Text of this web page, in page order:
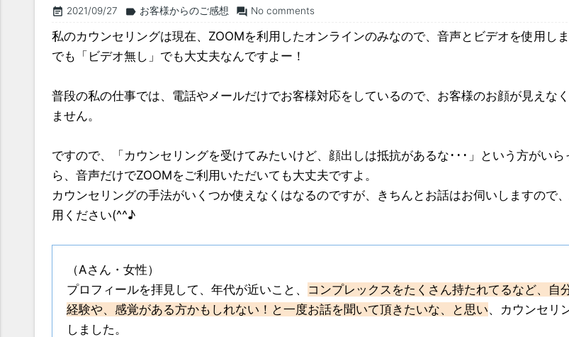
event_note 2021/09/27 label お客様からのご感想 forum No comments
私のカウンセリングは現在、ZOOMを利用したオンラインのみなので、音声とビデオを使用しま
でも「ビデオ無し」でも大丈夫なんですよー！
普段の私の仕事では、電話やメールだけでお客様対応をしているので、お客様のお顔が見えな
ません。
ですので、「カウンセリングを受けてみたいけど、顔出しは抵抗があるな･･･」という方がいら
ら、音声だけでZOOMをご利用いただいても大丈夫ですよ。
カウンセリングの手法がいくつか使えなくはなるのですが、きちんとお話はお伺いしますので
用ください(^^♪
（Aさん・女性）
プロフィールを拝見して、年代が近いこと、
コンプレックスをたくさん持たれてるなど、自
経験や、感覚がある方かもしれない！と一度お話を聞いて頂きたいな、と思い、カウンセリ
しました。